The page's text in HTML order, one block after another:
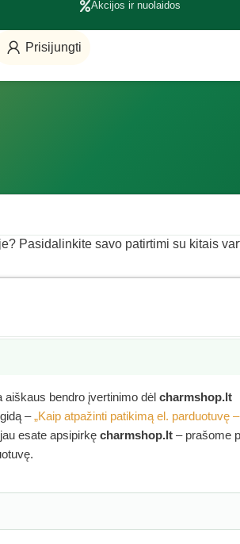
Akcijos ir nuolaidos
Prisijungti
Pasidalinkite savo patirtimi su kitais
aiškaus bendro įvertinimo dėl charmshop.lt
–„Kaip atpažinti patikimą el. parduotuvę
esate apsipirkę charmshop.lt – prašome